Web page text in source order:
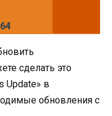
сделать это
Update» в
обновления с